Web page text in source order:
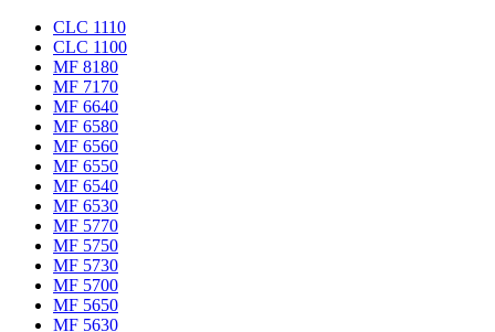
CLC 1110
CLC 1100
MF 8180
MF 7170
MF 6640
MF 6580
MF 6560
MF 6550
MF 6540
MF 6530
MF 5770
MF 5750
MF 5730
MF 5700
MF 5650
MF 5630